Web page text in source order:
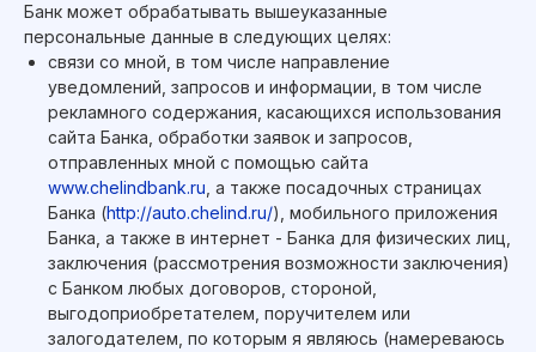
Банк может обрабатывать вышеуказанные
персональные данные в следующих целях:
связи со мной, в том числе направление
уведомлений, запросов и информации, в том числе
рекламного содержания, касающихся использования
сайта Банка, обработки заявок и запросов,
отправленных мной с помощью сайта
www.chelindbank.ru , а также посадочных страницах
Банка (http://auto.chelind.ru/), мобильного приложения
Банка, а также в интернет - Банка для физических лиц,
заключения (рассмотрения возможности заключения)
с Банком любых договоров, стороной,
выгодоприобретателем, поручителем или
залогодателем, по которым я являюсь (намереваюсь